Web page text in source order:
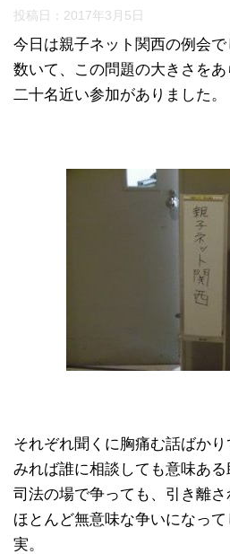
投稿日： 2017年3月5日
今日は親子ネット関西の例会
数いて、この問題の大きさを
二十名近い参加がありました。
それぞれ聞くに胸痛む話ばか
みれば誰に相談しても意味ある
司法の場で争っても、引き離
ほとんど無意味な争いになっ
実。